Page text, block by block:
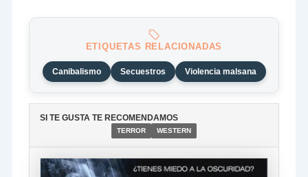
ETIQUETAS RELACIONADAS
Canibalismo Secuestros Violencia malsana
SI TE GUSTA TE RECOMENDAMOS
TERROR WESTERN